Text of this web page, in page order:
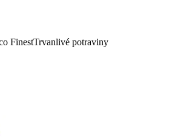
FinestTrvanlivé potraviny